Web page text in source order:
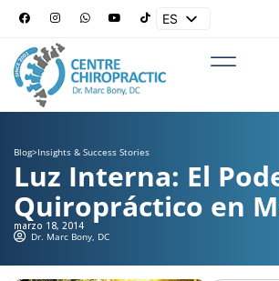
ES
Blog>Insights & Success Stories
Luz Interna: El
Quiropráctico en
marzo 18, 2014
Dr. Marc Bony, DC